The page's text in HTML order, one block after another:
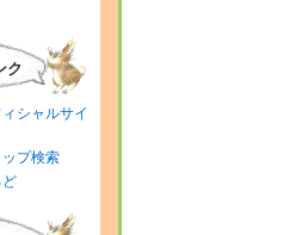
ク
シャルサイ
プ検索